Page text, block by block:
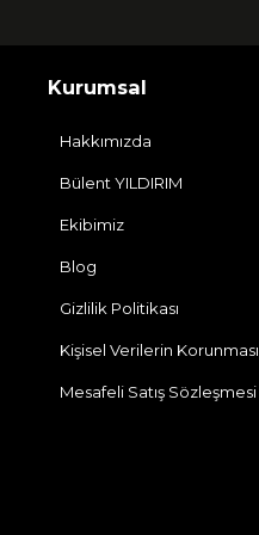
Kurumsal
Hakkımızda
Bülent YILDIRIM
Ekibimiz
Blog
Gizlilik Politikası
Kişisel Verilerin Korunması
Mesafeli Satış Sözleşmesi